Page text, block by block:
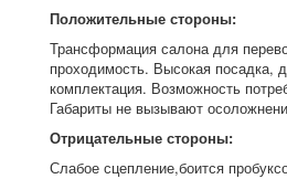
Положительные стороны:
Трансформация салона для
проходимость. Высокая посадка,
комплектация. Возможность
Габариты не вызывают
Отрицательные стороны:
Слабое сцепление,боится